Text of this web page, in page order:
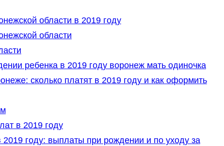
области в 2019 году
области
ребенка в 2019 году воронеж мать одиночка
сколько платят в 2019 году и как оформить
в 2019 году
году: выплаты при рождении и по уходу за